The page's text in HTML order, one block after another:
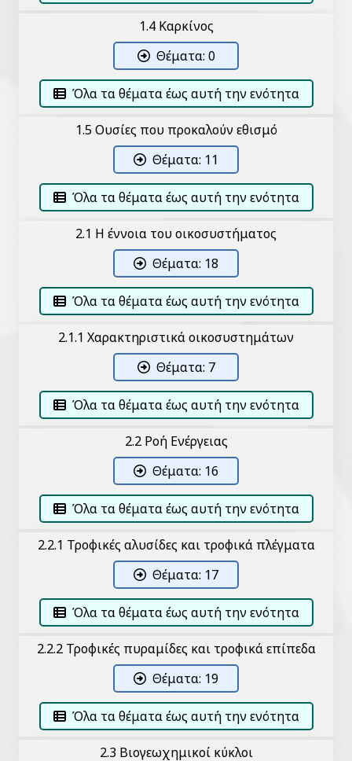
1.4 Καρκίνος
Θέματα: 0
Όλα τα θέματα έως αυτή την ενότητα
1.5 Ουσίες που προκαλούν εθισμό
Θέματα: 11
Όλα τα θέματα έως αυτή την ενότητα
2.1 Η έννοια του οικοσυστήματος
Θέματα: 18
Όλα τα θέματα έως αυτή την ενότητα
2.1.1 Χαρακτηριστικά οικοσυστημάτων
Θέματα: 7
Όλα τα θέματα έως αυτή την ενότητα
2.2 Ροή Ενέργειας
Θέματα: 16
Όλα τα θέματα έως αυτή την ενότητα
2.2.1 Τροφικές αλυσίδες και τροφικά πλέγματα
Θέματα: 17
Όλα τα θέματα έως αυτή την ενότητα
2.2.2 Τροφικές πυραμίδες και τροφικά επίπεδα
Θέματα: 19
Όλα τα θέματα έως αυτή την ενότητα
2.3 Βιογεωχημικοί κύκλοι